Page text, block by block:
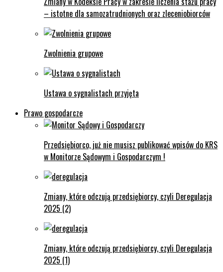
– istotne dla samozatrudnionych oraz zleceniobiorców
Zwolnienia grupowe
Ustawa o sygnalistach przyjęta
Prawo gospodarcze
Przedsiębiorco, już nie musisz publikować wpisów do KRS
w Monitorze Sądowym i Gospodarczym !
Zmiany, które odczują przedsiębiorcy, czyli Deregulacja
2025 (2)
Zmiany, które odczują przedsiębiorcy, czyli Deregulacja
2025 (1)